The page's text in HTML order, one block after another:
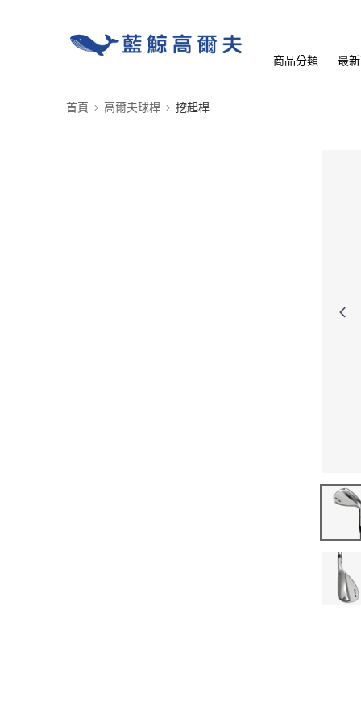
商品分類 最
首頁 高爾夫球桿 挖起桿